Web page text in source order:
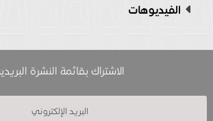
الفيديوهات
الاشتراك بقائمة النشرة